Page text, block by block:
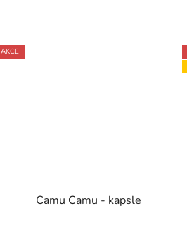
AKCE
Camu Camu - kapsle